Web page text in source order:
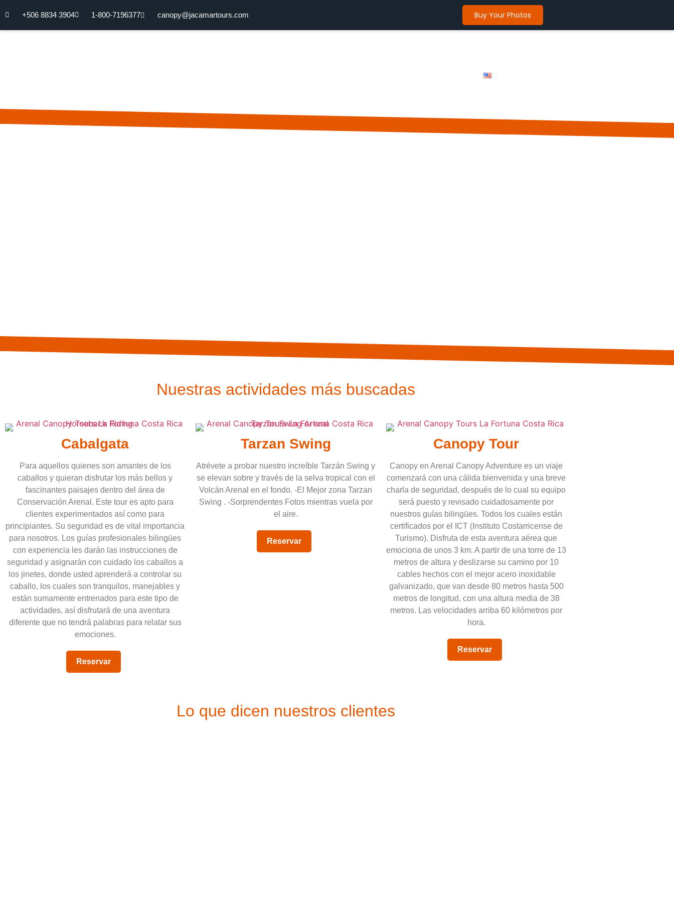
+506 8834 3904 1-800-7196377 canopy@jacamartours.com Buy Your Photos
Nuestras actividades más buscadas
Cabalgata
Para aquellos quienes son amantes de los
caballos y quieran disfrutar los más bellos y
fascinantes paisajes dentro del área de
Conservación Arenal. Este tour es apto para
clientes experimentados así como para
principiantes. Su seguridad es de vital importancia
para nosotros. Los guías profesionales bilingües
con experiencia les darán las instrucciones de
seguridad y asignarán con cuidado los caballos a
los jinetes, donde usted aprenderá a controlar su
caballo, los cuales son tranquilos, manejables y
están sumamente entrenados para este tipo de
actividades, así disfrutará de una aventura
diferente que no tendrá palabras para relatar sus
emociones.
Reservar
Tarzan Swing
Atrévete a probar nuestro increíble Tarzán Swing y
se elevan sobre y través de la selva tropical con el
Volcán Arenal en el fondo. -El Mejor zona Tarzan
Swing . -Sorprendentes Fotos mientras vuela por
el aire.
Reservar
Canopy Tour
Canopy en Arenal Canopy Adventure es un viaje
comenzará con una cálida bienvenida y una breve
charla de seguridad, después de lo cual su equipo
será puesto y revisado cuidadosamente por
nuestros guías bilingües. Todos los cuales están
certificados por el ICT (Instituto Costarricense de
Turismo). Disfruta de esta aventura aérea que
emociona de unos 3 km. A partir de una torre de 13
metros de altura y deslizarse su camino por 10
cables hechos con el mejor acero inoxidable
galvanizado, que van desde 80 metros hasta 500
metros de longitud, con una altura media de 38
metros. Las velocidades arriba 60 kilómetros por
hora.
Reservar
Lo que dicen nuestros clientes